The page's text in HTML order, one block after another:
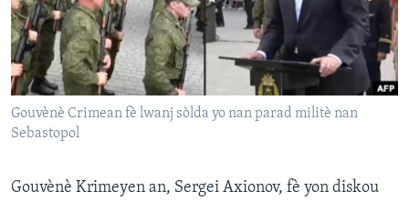
Languages
Gouvènè Crimean fè lwanj sòlda yo nan parad militè nan
Sebastopol
Gouvènè Krimeyen an, Sergei Axionov, fè yon diskou